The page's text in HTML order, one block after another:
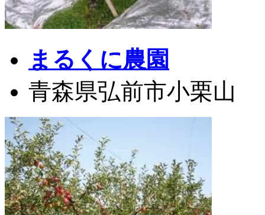
まるくに農園
青森県弘前市小栗山